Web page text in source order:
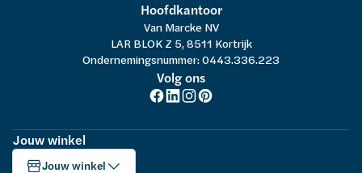
Hoofdkantoor
Van Marcke NV
LAR BLOK Z 5, 8511 Kortrijk
Ondernemingsnummer: 0443.336.223
Volg ons
Jouw winkel
Jouw winkel